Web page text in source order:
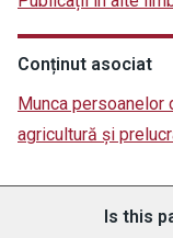
Conținut asociat
Munca persoanelor
agricultură și
Is this